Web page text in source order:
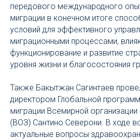
передового международного
миграции в конечном итоге
условий для эффективного
миграционными процессами,
функционирование и развитие
уровня жизни и благосостояния
Также Бакытжан Сагинтаев
директором Глобальной
миграции Всемирной
(ВОЗ) Сантино Северони. В ходе
актуальные вопросы